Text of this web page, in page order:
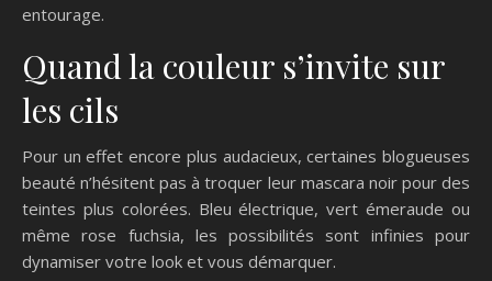
entourage.
Quand la couleur s’invite sur
les cils
Pour un effet encore plus audacieux, certaines blogueuses
beauté n’hésitent pas à troquer leur mascara noir pour des
teintes plus colorées. Bleu électrique, vert émeraude ou
même rose fuchsia, les possibilités sont infinies pour
dynamiser votre look et vous démarquer.